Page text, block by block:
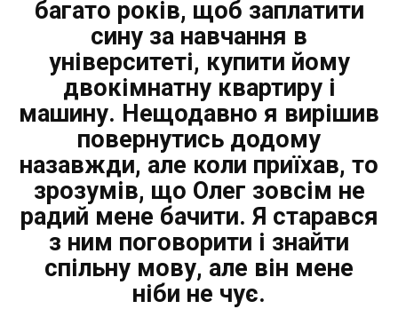
багато років, щоб заплатити
сину за навчання в
університеті, купити йому
двокімнатну квартиру і
машину. Нещодавно я вирішив
повернутись додому
назавжди, але коли приїхав, то
зрозумів, що Олег зовсім не
радий мене бачити. Я старався
з ним поговорити і знайти
спільну мову, але він мене
ніби не чує.